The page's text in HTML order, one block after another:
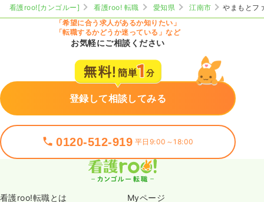
看護roo![カンゴルー] 看護roo! 転職 愛知県 江南市
やまもとフ
「希望に合う求人があるか知りたい」
「転職するかどうか迷っている」など
お気軽にご相談ください
登録して相談してみる
0120-512-919 平日9:00～18:00
看護roo!転職とは Myページ